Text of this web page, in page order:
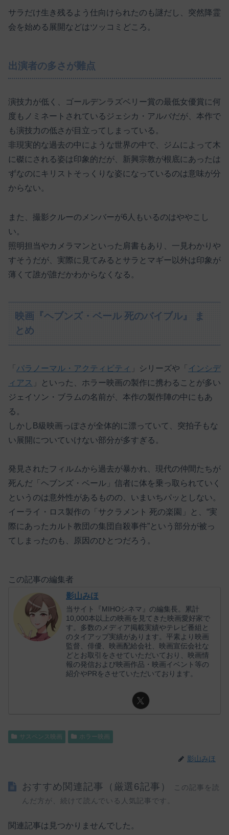
サラだけ生き残るよう仕向けられたのも謎だし、突然降霊
会を始める展開などはツッコミどころ。
出演者の多さが難点
演技力が低く、ゴールデンラズベリー賞の最低女優賞に何
度もノミネートされているジェシカ・アルバだが、本作で
も演技力の低さが目立ってしまっている。
非現実的な過去の中にような世界の中で、ジムによって木
に磔にされる姿は印象的だが、新興宗教が根底にあったは
ずなのにキリストそっくりな姿になっているのは意味が分
からない。
また、撮影クルーのメンバーが6人もいるのはややこし
い。
照明担当やカメラマンといった肩書もあり、一見わかりや
すそうだが、実際に見てみるとサラとマギー以外は印象が
薄くて誰が誰だかわからなくなる。
映画『ヘブンズ・ベール 死のバイブル』 ま
とめ
「 パラノーマル・アクティビティ 」シリーズや「 インシデ
ィアス 」といった、ホラー映画の製作に携わることが多い
ジェイソン・ブラムの名前が、本作の製作陣の中にもあ
る。
しかしB級映画っぽさが全体的に漂っていて、突拍子もな
い展開についていけない部分が多すぎる。
発見されたフィルムから過去が暴かれ、現代の仲間たちが
死んだ「ヘブンズ・ベール」信者に体を乗っ取られていく
というのは意外性があるものの、いまいちパッとしない。
イーライ・ロス製作の「サクラメント 死の楽園」と、“実
際にあったカルト教団の集団自殺事件”という部分が被っ
てしまったのも、原因のひとつだろう。
この記事の編集者
影山みほ
当サイト『MIHOシネマ』の編集長。累計
10,000本以上の映画を見てきた映画愛好家で
す。多数のメディア掲載実績やテレビ番組と
のタイアップ実績があります。平素より映画
監督、俳優、映画配給会社、映画宣伝会社な
どとお取引をさせていただいており、映画情
報の発信および映画作品・映画イベント等の
紹介やPRをさせていただいております。
サスペンス映画 ホラー映画
影山みほ
おすすめ関連記事（厳選6記事）
この記事を読
んだ方が、続けて読んでいる人気記事です。
関連記事は見つかりませんでした。